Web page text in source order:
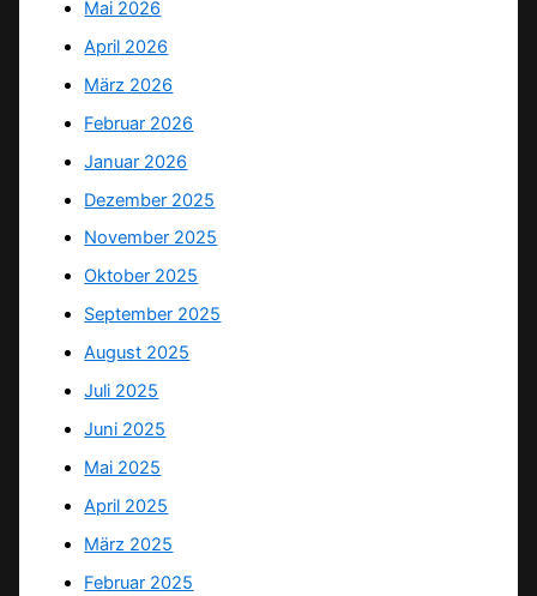
Mai 2026
April 2026
März 2026
Februar 2026
Januar 2026
Dezember 2025
November 2025
Oktober 2025
September 2025
August 2025
Juli 2025
Juni 2025
Mai 2025
April 2025
März 2025
Februar 2025